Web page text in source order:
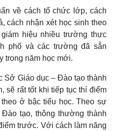
Thị trường
về cách tổ chức lớp, cách
cách nhận xét học sinh theo
hiệu nhiều trường thực
phố và các trường đã sẵn
trong năm học mới.
Sở Giáo dục – Đào tạo thành
sẽ rất tốt khi tiếp tục thí điểm
ở bậc tiểu học. Theo sự
tạo, thông thường thành
trước. Với cách làm năng